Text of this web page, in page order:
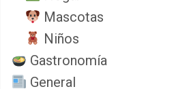
Mascotas
Niños
Gastronomía
General